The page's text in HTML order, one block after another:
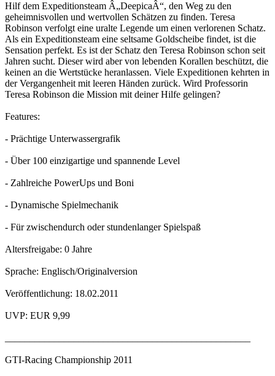
Hilf dem Expeditionsteam Â„DeepicaÂ“, den Weg zu den
geheimnisvollen und wertvollen Schätzen zu finden. Teresa
Robinson verfolgt eine uralte Legende um einen verlorenen Schatz.
Als ein Expeditionsteam eine seltsame Goldscheibe findet, ist die
Sensation perfekt. Es ist der Schatz den Teresa Robinson schon seit
Jahren sucht. Dieser wird aber von lebenden Korallen beschützt, die
keinen an die Wertstücke heranlassen. Viele Expeditionen kehrten in
der Vergangenheit mit leeren Händen zurück. Wird Professorin
Teresa Robinson die Mission mit deiner Hilfe gelingen?
Features:
- Prächtige Unterwassergrafik
- Über 100 einzigartige und spannende Level
- Zahlreiche PowerUps und Boni
- Dynamische Spielmechanik
- Für zwischendurch oder stundenlanger Spielspaß
Altersfreigabe: 0 Jahre
Sprache: Englisch/Originalversion
Veröffentlichung: 18.02.2011
UVP: EUR 9,99
GTI-Racing Championship 2011